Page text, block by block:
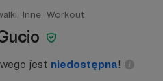
Inne Workout
jest niedostępna!